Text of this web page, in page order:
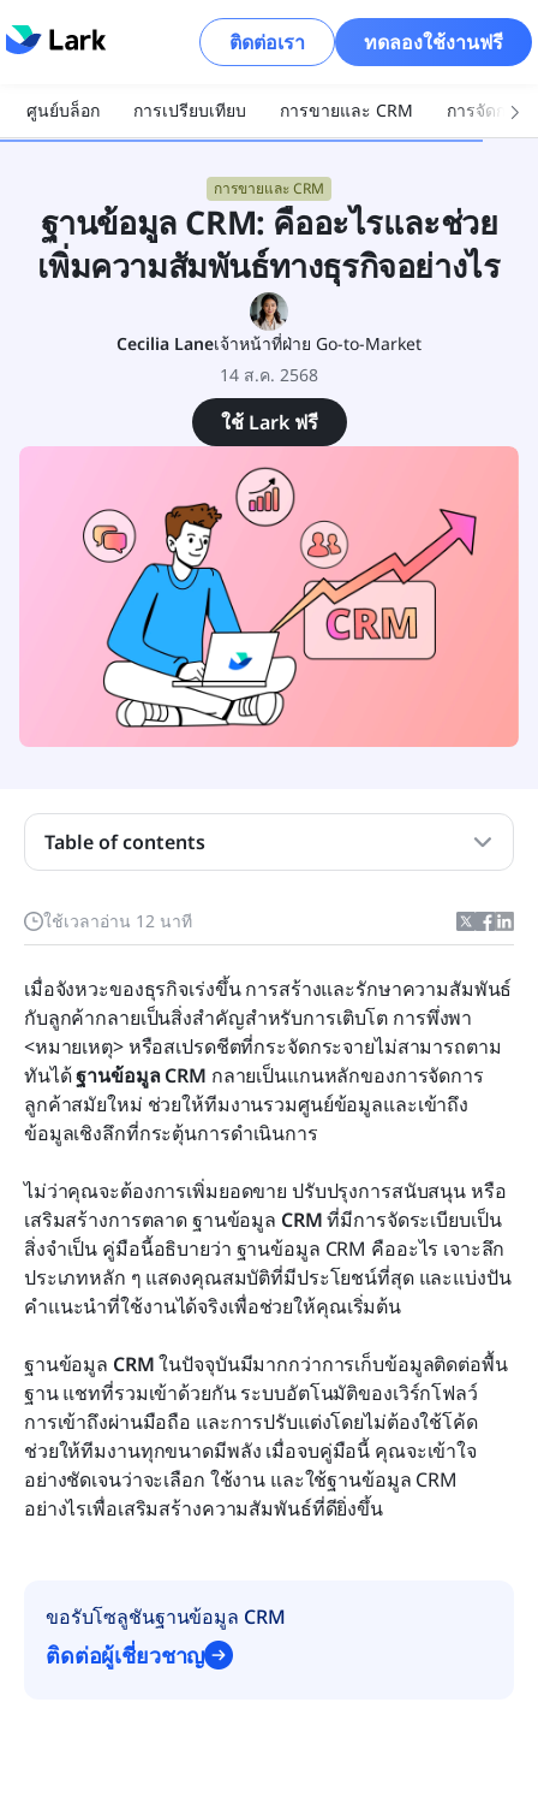
ติดต่อเรา ทดลองใช้งานฟรี
ศูนย์บล็อก การเปรียบเทียบ การขายและ CRM การจัดการ
การขายและ CRM
ฐานข้อมูล CRM: คืออะไรและช่วย
เพิ่มความสัมพันธ์ทางธุรกิจอย่างไร
Cecilia Laneเจ้าหน้าที่ฝ่าย Go-to-Market
14 ส.ค. 2568
ใช้ Lark ฟรี
ใช้เวลาอ่าน 12 นาที
เมื่อจังหวะของธุรกิจเร่งขึ้น การสร้างและรักษาความสัมพันธ์
กับลูกค้ากลายเป็นสิ่งสำคัญสำหรับการเติบโต การพึ่งพา
<หมายเหตุ> หรือสเปรดชีตที่กระจัดกระจายไม่สามารถตาม
ทันได้ ฐานข้อมูล CRM กลายเป็นแกนหลักของการจัดการ
ลูกค้าสมัยใหม่ ช่วยให้ทีมงานรวมศูนย์ข้อมูลและเข้าถึง
ข้อมูลเชิงลึกที่กระตุ้นการดำเนินการ
ไม่ว่าคุณจะต้องการเพิ่มยอดขาย ปรับปรุงการสนับสนุน หรือ
เสริมสร้างการตลาด ฐานข้อมูล CRM ที่มีการจัดระเบียบเป็น
สิ่งจำเป็น คู่มือนี้อธิบายว่า ฐานข้อมูล CRM คืออะไร เจาะลึก
ประเภทหลัก ๆ แสดงคุณสมบัติที่มีประโยชน์ที่สุด และแบ่งปัน
คำแนะนำที่ใช้งานได้จริงเพื่อช่วยให้คุณเริ่มต้น
ฐานข้อมูล CRM ในปัจจุบันมีมากกว่าการเก็บข้อมูลติดต่อพื้น
ฐาน แชทที่รวมเข้าด้วยกัน ระบบอัตโนมัติของเวิร์กโฟลว์
การเข้าถึงผ่านมือถือ และการปรับแต่งโดยไม่ต้องใช้โค้ด
ช่วยให้ทีมงานทุกขนาดมีพลัง เมื่อจบคู่มือนี้ คุณจะเข้าใจ
อย่างชัดเจนว่าจะเลือก ใช้งาน และใช้ฐานข้อมูล CRM
อย่างไรเพื่อเสริมสร้างความสัมพันธ์ที่ดียิ่งขึ้น
ขอรับโซลูชันฐานข้อมูล CRM
ติดต่อผู้เชี่ยวชาญ
Table of contents
ฐานข้อมูล CRM คืออะไร?
ประเภทของฐานข้อมูล CRM
คุณสมบัติหลักของฐานข้อมูล CRM
วิธีที่ Lark Base สนับสนุนทุกขั้นตอนของการจัดการ
CRM
อนาคตของฐานข้อมูล CRM
บทสรุป
คำถามที่พบบ่อย